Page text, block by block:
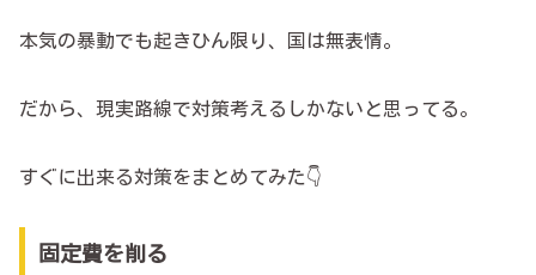
本気の暴動でも起きひん限り、国は無表情。
だから、現実路線で対策考えるしかないと思ってる。
すぐに出来る対策をまとめてみた👇
固定費を削る